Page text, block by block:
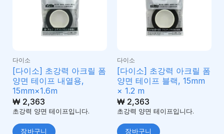
다이소
[다이소] 초강력 아크릴 폼
양면 테이프 내열용,
15mm×1.6m
₩2,363
초강력 양면 테이프입니다.
장바구니
다이소
[다이소] 초강력 아크릴 폼
양면 테이프 블랙, 15mm
× 1.2 m
₩2,363
초강력 양면 테이프입니다.
장바구니